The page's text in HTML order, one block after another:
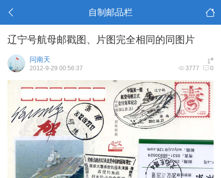
自制邮品栏
辽宁号航母邮戳图、片图完全相同的同图片
1#
问南天
3777 0
2012-9-29 00:56:37